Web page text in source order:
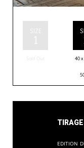
SIZE
1
40
Edition